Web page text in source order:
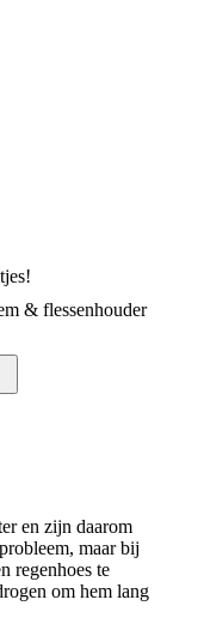
& flessenhouder
en zijn daarom
maar bij
regenhoes te
om hem lang